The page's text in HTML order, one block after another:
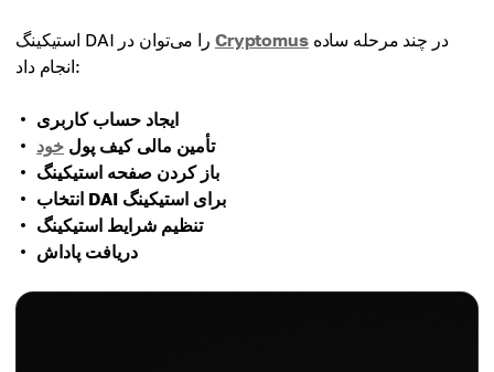
Cryptomusدر چند مرحله ساده
انجام داد:
ایجاد حساب کاربری
تأمین مالی کیف پول خود
باز کردن صفحه استیکینگ
انتخاب DAI برای استیکینگ
تنظیم شرایط استیکینگ
دریافت پاداش